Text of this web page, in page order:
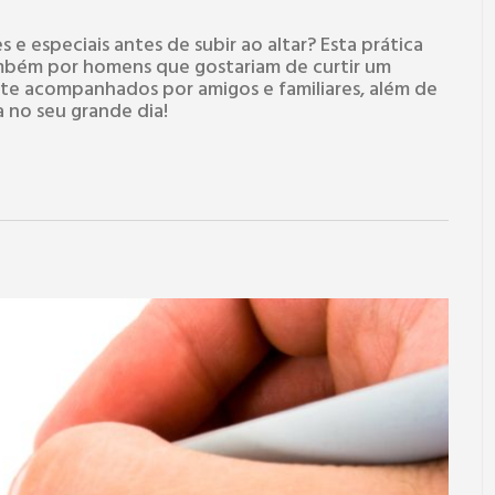
especiais antes de subir ao altar? Esta prática
por homens que gostariam de curtir um
por amigos e familiares, além de
seu grande dia!